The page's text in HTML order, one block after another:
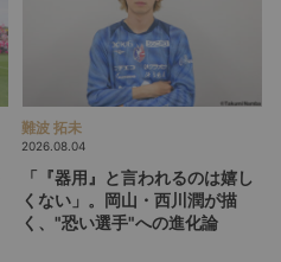
難波 拓未
2026.08.04
「『器用』と言われるのは嬉し
くない」。岡山・西川潤が描
く、"恐い選手"への進化論